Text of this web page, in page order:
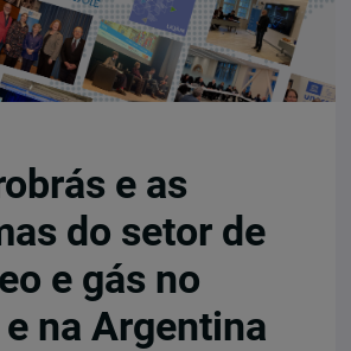
e as
do setor de
e gás no
na Argentina